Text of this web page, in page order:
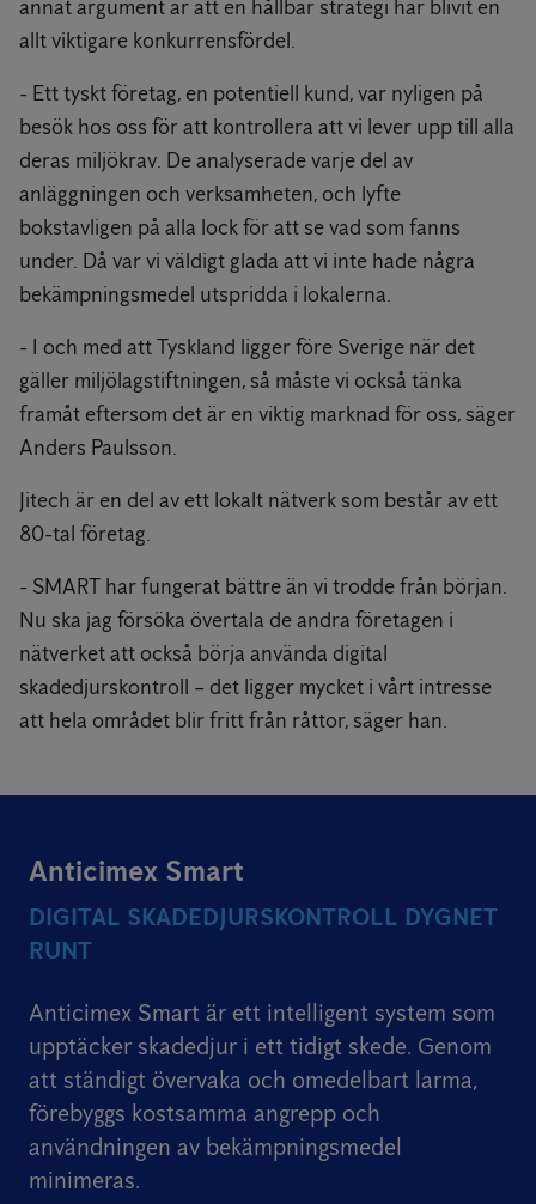
annat argument är att en hållbar strategi har blivit en
allt viktigare konkurrensfördel.
- Ett tyskt företag, en potentiell kund, var nyligen på
besök hos oss för att kontrollera att vi lever upp till alla
deras miljökrav. De analyserade varje del av
anläggningen och verksamheten, och lyfte
bokstavligen på alla lock för att se vad som fanns
under. Då var vi väldigt glada att vi inte hade några
bekämpningsmedel utspridda i lokalerna.
- I och med att Tyskland ligger före Sverige när det
gäller miljölagstiftningen, så måste vi också tänka
framåt eftersom det är en viktig marknad för oss, säger
Anders Paulsson.
Jitech är en del av ett lokalt nätverk som består av ett
80-tal företag.
- SMART har fungerat bättre än vi trodde från början.
Nu ska jag försöka övertala de andra företagen i
nätverket att också börja använda digital
skadedjurskontroll – det ligger mycket i vårt intresse
att hela området blir fritt från råttor, säger han.
Anticimex Smart
DIGITAL SKADEDJURSKONTROLL DYGNET
RUNT
Anticimex Smart är ett intelligent system som
upptäcker skadedjur i ett tidigt skede. Genom
att ständigt övervaka och omedelbart larma,
förebyggs kostsamma angrepp och
användningen av bekämpningsmedel
minimeras.